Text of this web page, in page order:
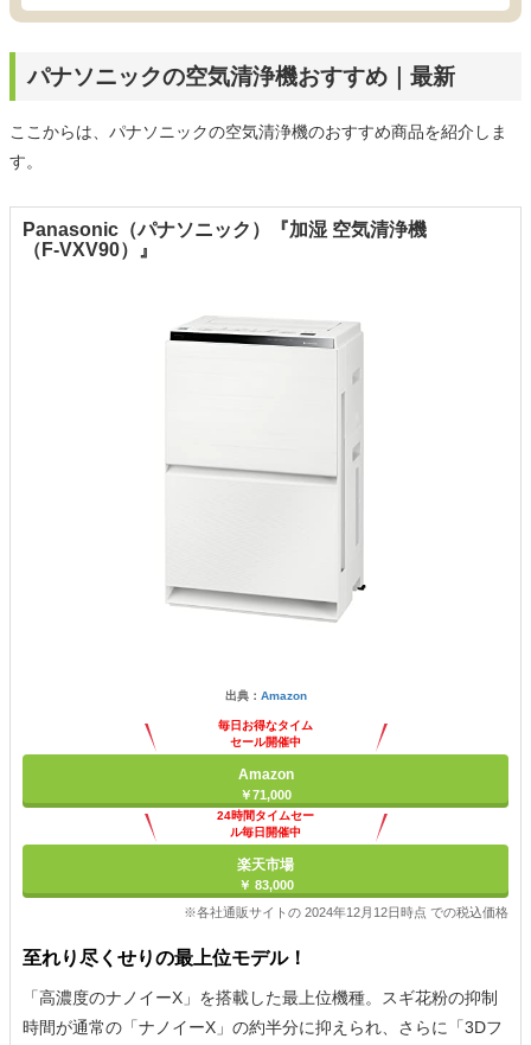
パナソニックの空気清浄機おすすめ｜最新
ここからは、パナソニックの空気清浄機のおすすめ商品を紹介しま
す。
Panasonic（パナソニック）『加湿 空気清浄機
（F-VXV90）』
出典： Amazon
毎日お得なタイム
セール開催中
Amazon
￥71,000
24時間タイムセー
ル毎日開催中
楽天市場
￥ 83,000
※各社通販サイトの 2024年12月12日時点 での税込価格
至れり尽くせりの最上位モデル！
「高濃度のナノイーX」を搭載した最上位機種。スギ花粉の抑制
時間が通常の「ナノイーX」の約半分に抑えられ、さらに「3Dフ